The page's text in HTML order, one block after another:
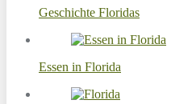
Geschichte Floridas
Essen in Florida